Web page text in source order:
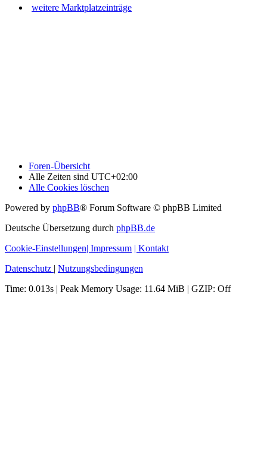
weitere Marktplatzeinträge
Foren-Übersicht
Alle Zeiten sind UTC+02:00
Alle Cookies löschen
Powered by phpBB® Forum Software © phpBB Limited
Deutsche Übersetzung durch phpBB.de
Cookie-Einstellungen| Impressum | Kontakt
Datenschutz | Nutzungsbedingungen
Time: 0.013s | Peak Memory Usage: 11.64 MiB | GZIP: Off